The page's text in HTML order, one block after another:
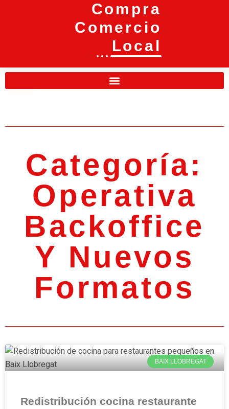
Compra
Comercio
Local
Categoría:
Operativa
Backoffice
Y Nuevos
Formatos
BAIX LLOBREGAT
Redistribución cocina restaurante